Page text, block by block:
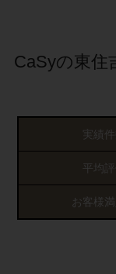
CaSyの東住
実績
平均評
お客様